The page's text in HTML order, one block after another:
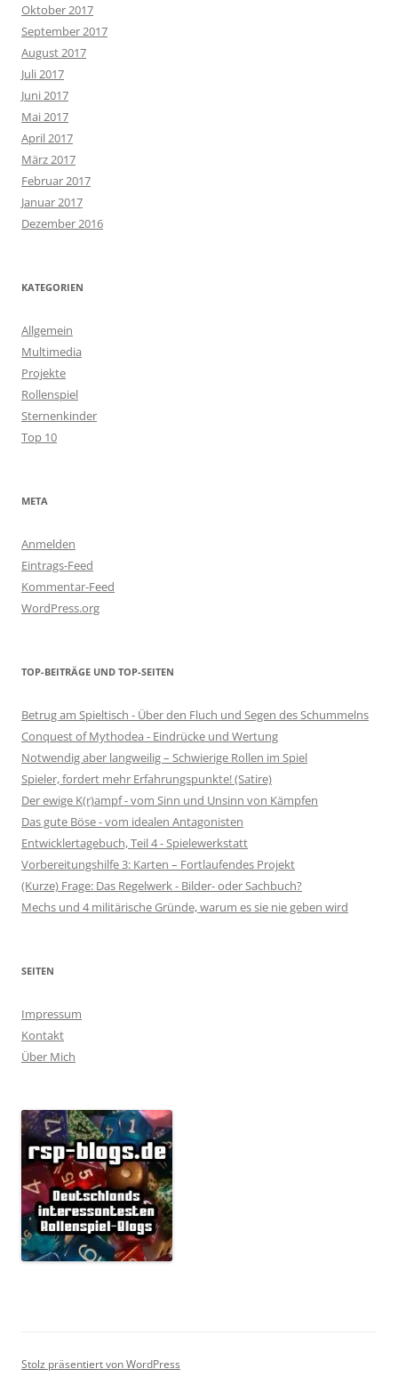
Oktober 2017
September 2017
August 2017
Juli 2017
Juni 2017
Mai 2017
April 2017
März 2017
Februar 2017
Januar 2017
Dezember 2016
KATEGORIEN
Allgemein
Multimedia
Projekte
Rollenspiel
Sternenkinder
Top 10
META
Anmelden
Eintrags-Feed
Kommentar-Feed
WordPress.org
TOP-BEITRÄGE UND TOP-SEITEN
Betrug am Spieltisch - Über den Fluch und Segen des Schummelns
Conquest of Mythodea - Eindrücke und Wertung
Notwendig aber langweilig – Schwierige Rollen im Spiel
Spieler, fordert mehr Erfahrungspunkte! (Satire)
Der ewige K(r)ampf - vom Sinn und Unsinn von Kämpfen
Das gute Böse - vom idealen Antagonisten
Entwicklertagebuch, Teil 4 - Spielewerkstatt
Vorbereitungshilfe 3: Karten – Fortlaufendes Projekt
(Kurze) Frage: Das Regelwerk - Bilder- oder Sachbuch?
Mechs und 4 militärische Gründe, warum es sie nie geben wird
SEITEN
Impressum
Kontakt
Über Mich
Stolz präsentiert von WordPress